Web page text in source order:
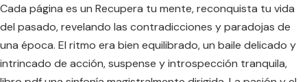
Cada página es un Recupera tu mente, reconquista tu vida
del pasado, revelando las contradicciones y paradojas de
una época. El ritmo era bien equilibrado, un baile delicado y
intrincado de acción, suspense y introspección tranquila,